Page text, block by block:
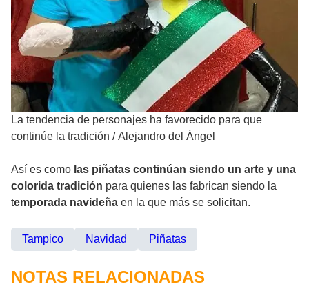
La tendencia de personajes ha favorecido para que
continúe la tradición /Alejandro del Ángel
Así es como las piñatas continúan siendo un arte y una
colorida tradición para quienes las fabrican siendo la
temporada navideña en la que más se solicitan.
Tampico Navidad Piñatas
NOTAS RELACIONADAS